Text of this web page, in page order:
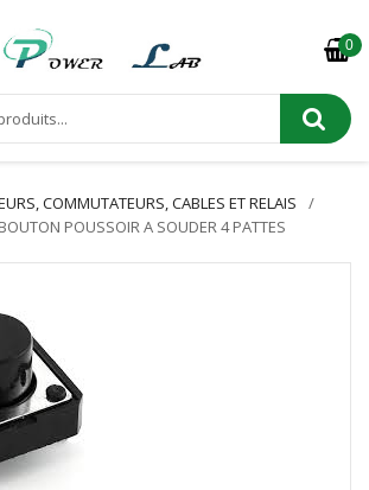
0
COMMUTATEURS, CABLES ET RELAIS
BOUTON POUSSOIR A SOUDER 4 PATTES